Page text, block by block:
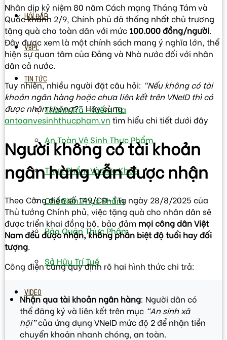
HỎI ĐÁP
VBPL
TIN TỨC
Thanh Tra – Kiếm Tra
An Toàn Vệ Sinh Thực Phẩm
Thực Phẩm Và Sức Khỏe
Chế Biến Thực Phẩm
Bảo Quản Thực Phẩm
Sở Hữu Trí Tuệ
VIDEO
Nhân dịp kỷ niệm 80 năm Cách mạng Tháng Tám và
Quốc khánh 2/9, Chính phủ đã thống nhất chủ trương
tặng quà cho toàn dân với mức 100.000 đồng/người.
Đây được xem là một chính sách mang ý nghĩa lớn, thể
hiện sự quan tâm của Đảng và Nhà nước đối với nhân
dân cả nước.
Tuy nhiên, nhiều người đặt câu hỏi: “Nếu không có tài
khoản ngân hàng hoặc chưa liên kết trên VNeID thì có
được nhận không?”. Hãy cùng
antoanvesinhthucpham.vn tìm hiểu chi tiết dưới đây
Người không có tài khoản
ngân hàng vẫn được nhận
Theo Công điện số 149/CĐ-TTg ngày 28/8/2025 của
Thủ tướng Chính phủ, việc tặng quà cho nhân dân sẽ
được triển khai đồng bộ, bảo đảm mọi công dân Việt
Nam đều được nhận, không phân biệt độ tuổi hay đối
tượng.
Công điện cũng quy định rõ hai hình thức chi trả:
Nhận qua tài khoản ngân hàng: Người dân có
thể đăng ký và liên kết trên mục “An sinh xã
hội”của ứng dụng VNeID mức độ 2 để nhận tiền
chuyển khoản nhanh chóng, an toàn.